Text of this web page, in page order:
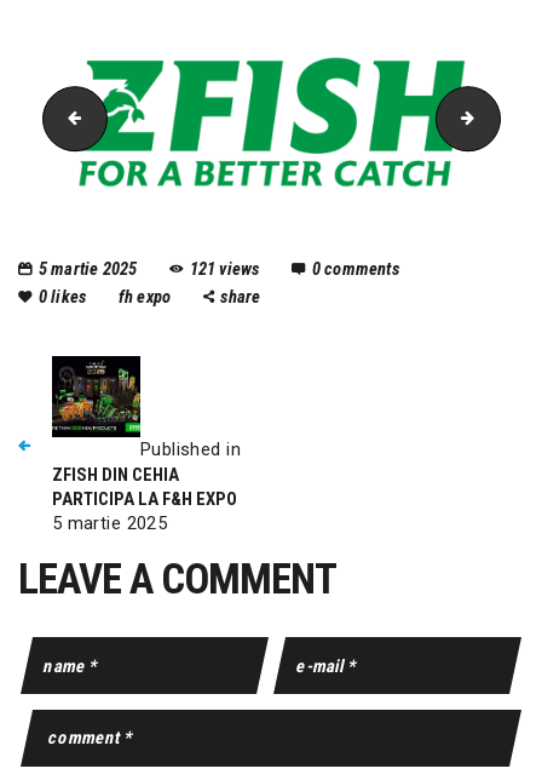
ZFish
5 martie 2025 121 views 0comments
0likes fh expo share
Published in
ZFISH DIN CEHIA
PARTICIPA LA F&H EXPO
5 martie 2025
LEAVE A COMMENT